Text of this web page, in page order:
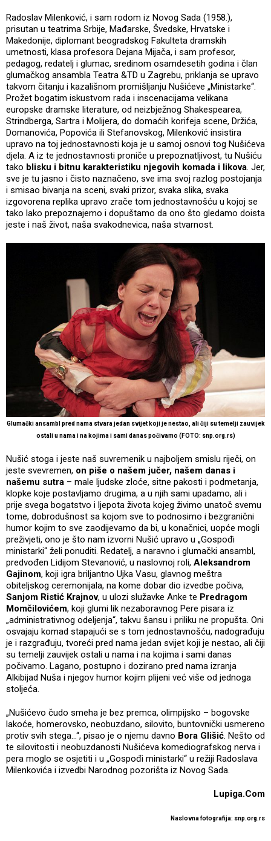
Radoslav Milenković, i sam rodom iz Novog Sada (1958.),
prisutan u teatrima Srbije, Mađarske, Švedske, Hrvatske i
Makedonije, diplomant beogradskog Fakulteta dramskih
umetnosti, klasa profesora Dejana Mijača, i sam profesor,
pedagog, redatelj i glumac, sredinom osamdesetih godina i član
glumačkog ansambla Teatra &TD u Zagrebu, priklanja se upravo
takvom čitanju i kazališnom promišljanju Nušićeve „Ministarke“.
Prožet bogatim iskustvom rada i inscenacijama velikana
europske dramske literature, od neizbježnog Shakespearea,
Strindberga, Sartra i Molijera, do domaćih korifeja scene, Držića,
Domanovića, Popovića ili Stefanovskog, Milenković insistira
upravo na toj jednostavnosti koja je u samoj osnovi tog Nušićeva
djela. A iz te jednostavnosti proniče u prepoznatljivost, tu Nušiću
tako blisku i bitnu karakteristiku njegovih komada i likova. Jer,
sve je tu jasno i čisto naznačeno, sve ima svoj razlog postojanja
i smisao bivanja na sceni, svaki prizor, svaka slika, svaka
izgovorena replika upravo zrače tom jednostavnošću u kojoj se
tako lako prepoznajemo i dopuštamo da ono što gledamo doista
jeste i naš život, naša svakodnevica, naša stvarnost.
Glumački ansambl pred nama stvara jedan svijet koji je nestao, ali čiji su temelji zauvijek
ostali u nama i na kojima i sami danas počivamo (FOTO: snp.org.rs)
Nušić stoga i jeste naš suvremenik u najboljem smislu riječi, on
jeste svevremen, on piše o našem jučer, našem danas i
našemu sutra – male ljudske zloće, sitne pakosti i podmetanja,
klopke koje postavljamo drugima, a u njih sami upadamo, ali i
prije svega bogatstvo i ljepota života kojeg živimo unatoč svemu
tome, dobrodušnost sa kojom sve to podnosimo i bezgranični
humor kojim to sve zaodijevamo da bi, u konačnici, uopće mogli
preživjeti, ono je što nam izvorni Nušić upravo u „Gospođi
ministarki“ želi ponuditi. Redatelj, a naravno i glumački ansambl,
predvođen Lidijom Stevanović, u naslovnoj roli, Aleksandrom
Gajinom, koji igra briljantno Ujka Vasu, glavnog meštra
obiteljskog ceremonijala, na kome dobar dio izvedbe počiva,
Sanjom Ristić Krajnov, u ulozi služavke Anke te Predragom
Momčilovićem, koji glumi lik nezaboravnog Pere pisara iz
„administrativnog odeljenja“, takvu šansu i priliku ne propušta. Oni
osvajaju komad stapajući se s tom jednostavnošću, nadograđuju
je i razgrađuju, tvoreći pred nama jedan svijet koji je nestao, ali čiji
su temelji zauvijek ostali u nama i na kojima i sami danas
počivamo. Lagano, postupno i dozirano pred nama izranja
Alkibijad Nuša i njegov humor kojim plijeni već više od jednoga
stoljeća.
„Nušićevo čudo smeha je bez premca, olimpijsko – bogovske
lakoće, homerovsko, neobuzdano, silovito, buntovnički usmereno
protiv svih stega…“, pisao je o njemu davno Bora Glišić. Nešto od
te silovitosti i neobuzdanosti Nušićeva komediografskog nerva i
pera moglo se osjetiti i u „Gospođi ministarki“ u režiji Radoslava
Milenkovića i izvedbi Narodnog pozorišta iz Novog Sada.
Lupiga.Com
Naslovna fotografija: snp.org.rs